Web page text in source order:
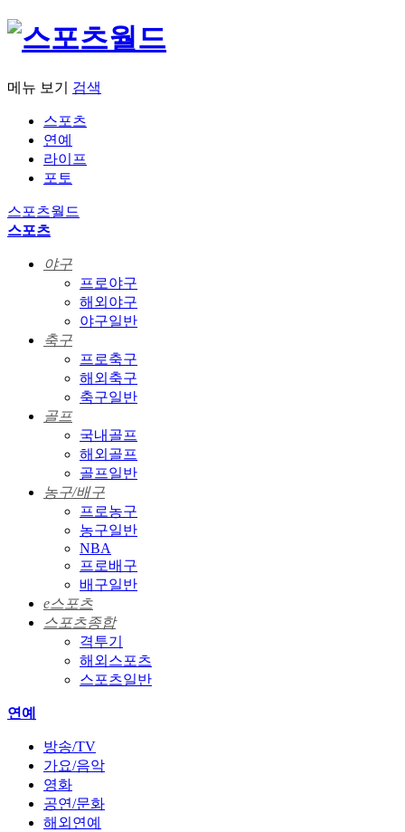
메뉴 보기 검색
스포츠
연예
라이프
포토
스포츠월드
스포츠
야구
프로야구
해외야구
야구일반
축구
프로축구
해외축구
축구일반
골프
국내골프
해외골프
골프일반
농구/배구
프로농구
농구일반
NBA
프로배구
배구일반
e스포츠
스포츠종합
격투기
해외스포츠
스포츠일반
연예
방송/TV
가요/음악
영화
공연/문화
해외연예